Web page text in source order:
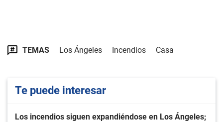
TEMAS Los Ángeles Incendios Casa
Te puede interesar
Los incendios siguen expandiéndose en Los Ángeles;